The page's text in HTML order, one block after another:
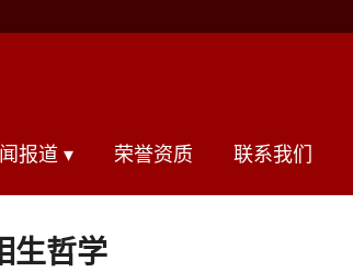
报道 ▾ 荣誉资质 联系我们
生哲学